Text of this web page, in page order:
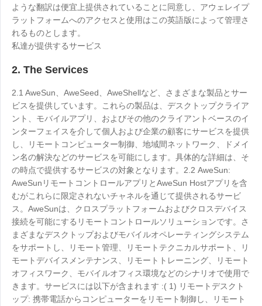
Colombia
Español
Perú
Español
Argentina
Oceania
Australia
English
New Zealand
English
Other
Other Regions
English
AI-translated page. Original content available in English.
ような翻訳は便宜上提供されていることに同意し、アウェレイプ
ラットフォームへのアクセスと使用はこの英語版によって管理さ
れるものとします。
私達が提供するサービス
2. The Services
2.1 AweSun、AweSeed、AweShellなど、さまざまな製品とサー
ビスを提供しています。これらの製品は、デスクトップクライア
ント、モバイルアプリ、およびその他のクライアントベースのイ
ンターフェイスを介して個人および企業の顧客にサービスを提供
し、リモートコンピューター制御、地域間ネットワーク、ドメイ
ン名の解決などのサービスを可能にします。具体的な詳細は、そ
の時点で提供するサービスの対象となります。2.2 AweSun:
AweSunリモートコントロールアプリとAweSun Hostアプリを含
むがこれらに限定されないチャネルを通じて提供されるサービ
ス。AweSunは、クロスプラットフォームおよびクロスデバイス
接続を可能にするリモートコントロールソリューションです。さ
まざまなデスクトップおよびモバイルオペレーティングシステム
をサポートし、リモート管理、リモートテクニカルサポート、リ
モートデバイスメンテナンス、リモートトレーニング、リモート
オフィスワーク、モバイルオフィス環境などのシナリオで使用で
きます。サービスには以下が含まれます :( 1) リモートデスクト
ップ: 携帯電話からコンピューターをリモート制御し、リモート